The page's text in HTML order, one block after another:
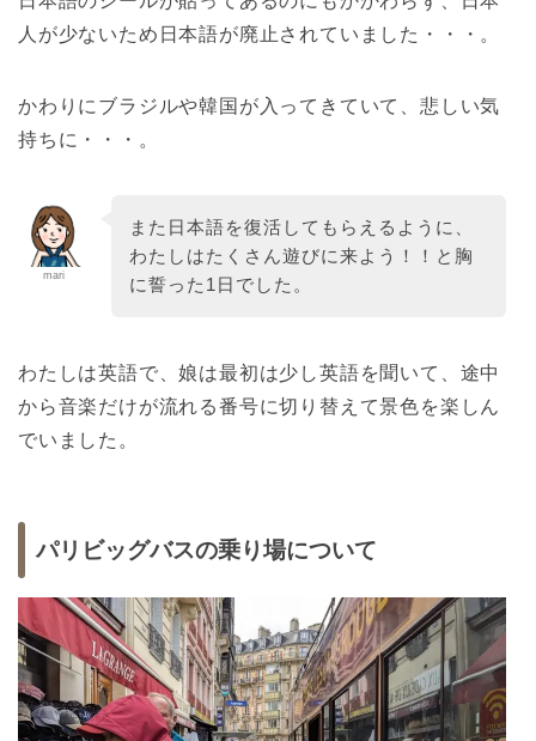
人が少ないため日本語が廃止されていました・・・。
かわりにブラジルや韓国が入ってきていて、悲しい気
持ちに・・・。
mari
また日本語を復活してもらえるように、
わたしはたくさん遊びに来よう！！と胸
に誓った1日でした。
わたしは英語で、娘は最初は少し英語を聞いて、途中
から音楽だけが流れる番号に切り替えて景色を楽しん
でいました。
パリビッグバスの乗り場について